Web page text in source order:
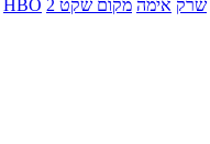
שרק אימה מקום שקט 2 HBO